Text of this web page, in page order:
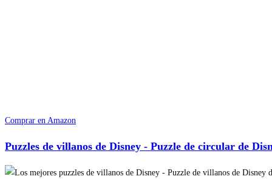
Comprar en Amazon
Puzzles de villanos de Disney - Puzzle de circular de